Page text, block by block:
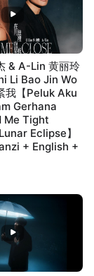
& A-Lin 黄丽玲
Li Bao Jin Wo
我【Peluk Aku
Gerhana
Me Tight
Eclipse】
+ English +